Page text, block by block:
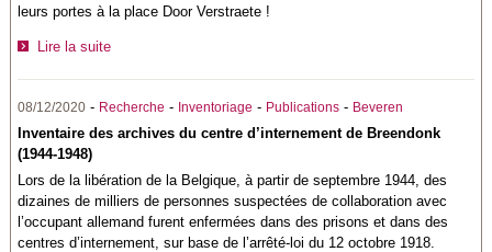
leurs portes à la place Door Verstraete !
Lire la suite
08/12/2020 - Recherche - Inventoriage - Publications - Beveren
Inventaire des archives du centre d’internement de Breendonk
(1944-1948)
Lors de la libération de la Belgique, à partir de septembre 1944, des
dizaines de milliers de personnes suspectées de collaboration avec
l’occupant allemand furent enfermées dans des prisons et dans des
centres d’internement, sur base de l’arrêté-loi du 12 octobre 1918.